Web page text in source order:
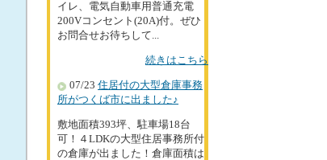
イレ、電気自動車用普通充電
200Vコンセント(20A)付。ぜひ
お問合せお待ちして...
続きはこちら
07/23 住居付の大型倉庫事務
所がつくば市に出ました♪
敷地面積393坪、駐車場18台
可！４LDKの大型住居事務所付
の倉庫が出ました！倉庫面積は